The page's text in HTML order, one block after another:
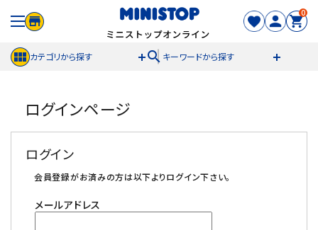
0
カテゴリから探す search キーワードから探す
meeting_room ログイン person 新規登録
セール商品
カテゴリから探す
ログインページ
ログイン
会員登録がお済みの方は以下よりログイン下さい。
メールアドレス